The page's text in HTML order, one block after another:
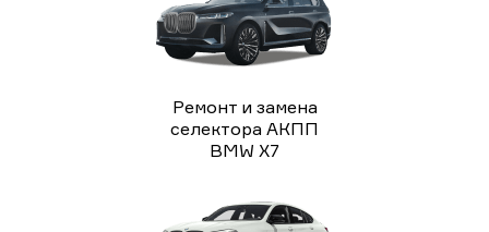
Ремонт и замена
селектора АКПП
BMW X7